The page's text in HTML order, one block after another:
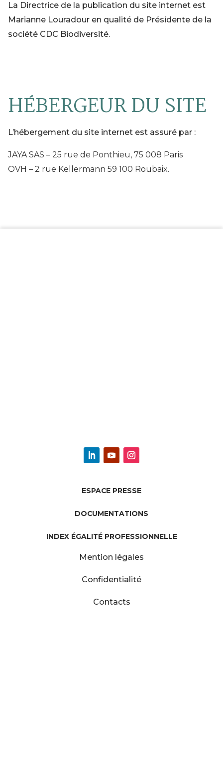
La Directrice de la publication du site internet est
Marianne Louradour en qualité de Présidente de la
société CDC Biodiversité.
HÉBERGEUR DU SITE
L’hébergement du site internet est assuré par :
JAYA SAS – 25 rue de Ponthieu, 75 008 Paris
OVH – 2 rue Kellermann 59 100 Roubaix.
ESPACE PRESSE
DOCUMENTATIONS
INDEX ÉGALITÉ PROFESSIONNELLE
Mention légales
Confidentialité
Contacts